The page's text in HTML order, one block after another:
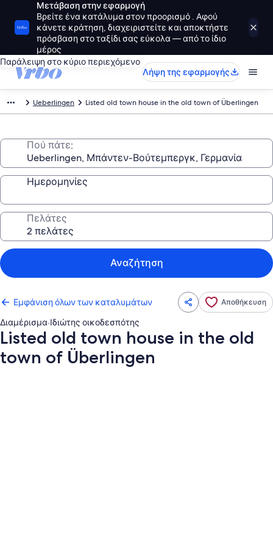
Μετάβαση στην εφαρμογή
Βρείτε ένα κατάλυμα στον προορισμό . Αφού
κάνετε κράτηση, διαχειριστείτε και αποκτήστε
πρόσβαση στο ταξίδι σας εύκολα — από το ίδιο
μέρος
Παράλειψη στο κύριο περιεχόμενο
Λήψη της εφαρμογής
Ueberlingen Listed old town house in the old town of Überlingen
Πού πάτε;
Ημερομηνίες
Πελάτες
Αναζήτηση
Εμφάνιση όλων των καταλυμάτων Αποθήκευση
Διαμέρισμα·Ιδιώτης οικοδεσπότης
Listed old town house in the old
town of Überlingen